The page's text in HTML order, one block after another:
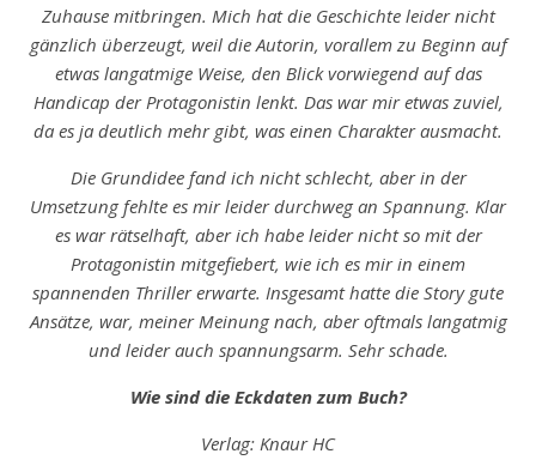
Zuhause mitbringen. Mich hat die Geschichte leider nicht
gänzlich überzeugt, weil die Autorin, vorallem zu Beginn auf
etwas langatmige Weise, den Blick vorwiegend auf das
Handicap der Protagonistin lenkt. Das war mir etwas zuviel,
da es ja deutlich mehr gibt, was einen Charakter ausmacht.
Die Grundidee fand ich nicht schlecht, aber in der
Umsetzung fehlte es mir leider durchweg an Spannung. Klar
es war rätselhaft, aber ich habe leider nicht so mit der
Protagonistin mitgefiebert, wie ich es mir in einem
spannenden Thriller erwarte. Insgesamt hatte die Story gute
Ansätze, war, meiner Meinung nach, aber oftmals langatmig
und leider auch spannungsarm. Sehr schade.
Wie sind die Eckdaten zum Buch?
Verlag: Knaur HC